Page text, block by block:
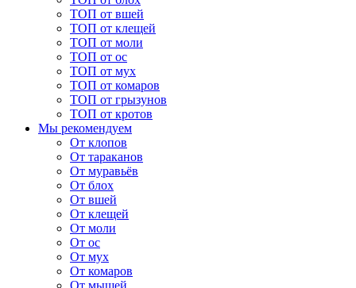
ТОП от вшей
ТОП от клещей
ТОП от моли
ТОП от ос
ТОП от мух
ТОП от комаров
ТОП от грызунов
ТОП от кротов
Мы рекомендуем
От клопов
От тараканов
От муравьёв
От блох
От вшей
От клещей
От моли
От ос
От мух
От комаров
От мышей